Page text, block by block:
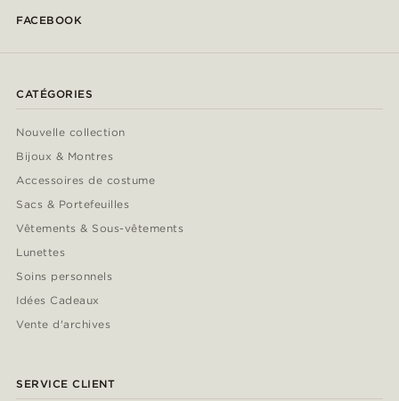
FACEBOOK
CATÉGORIES
Nouvelle collection
Bijoux & Montres
Accessoires de costume
Sacs & Portefeuilles
Vêtements & Sous-vêtements
Lunettes
Soins personnels
Idées Cadeaux
Vente d'archives
SERVICE CLIENT